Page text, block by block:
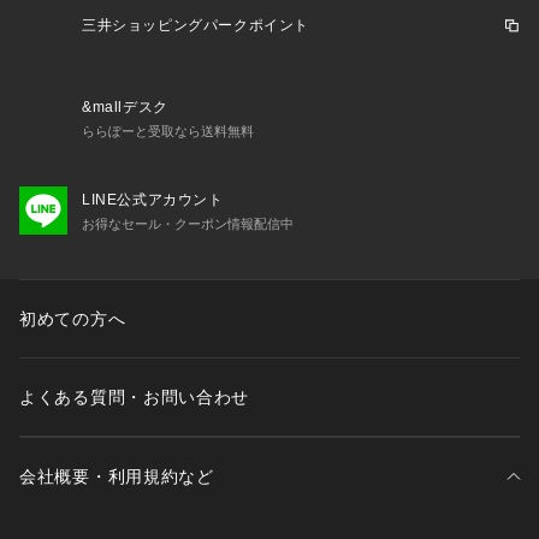
三井ショッピングパークポイント
&mallデスク
ららぽーと受取なら送料無料
LINE公式アカウント
お得なセール・クーポン情報配信中
初めての方へ
よくある質問・お問い合わせ
会社概要・利用規約など